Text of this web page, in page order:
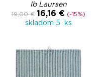
Ib Laursen
19,00 € 16,16 € (-15%)
skladom 5 ks